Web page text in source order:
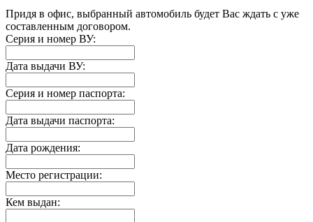
Придя в офис, выбранный автомобиль будет Вас ждать с уже
составленным договором.
Серия и номер ВУ:
Дата выдачи ВУ:
Серия и номер паспорта:
Дата выдачи паспорта:
Дата рождения:
Место регистрации:
Кем выдан: